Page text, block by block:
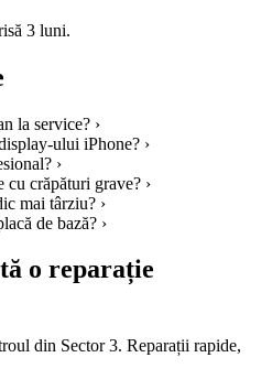
3 luni.
la service? ›
ului iPhone? ›
›
cu crăpături grave? ›
mai târziu? ›
de bază? ›
o reparație
din Sector 3. Reparații rapide,